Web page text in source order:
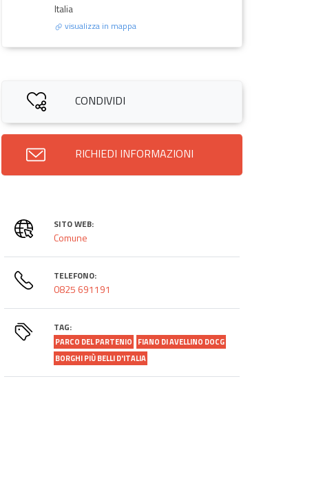
Italia
visualizza in mappa
CONDIVIDI
RICHIEDI INFORMAZIONI
SITO WEB:
Comune
TELEFONO:
‎0825 691191
TAG:
PARCO DEL PARTENIO
FIANO DI AVELLINO DOCG
BORGHI PIÙ BELLI D'ITALIA